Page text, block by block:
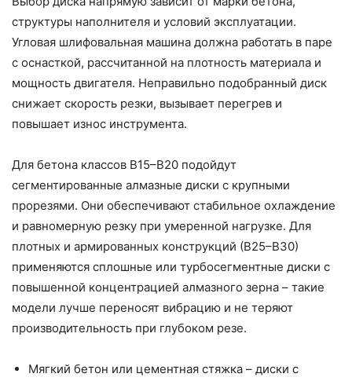
структуры наполнителя и условий эксплуатации.
Угловая шлифовальная машина должна работать в паре
с оснасткой, рассчитанной на плотность материала и
мощность двигателя. Неправильно подобранный диск
снижает скорость резки, вызывает перегрев и
повышает износ инструмента.
Для бетона классов В15–В20 подойдут
сегментированные алмазные диски с крупными
прорезями. Они обеспечивают стабильное охлаждение
и равномерную резку при умеренной нагрузке. Для
плотных и армированных конструкций (В25–В30)
применяются сплошные или турбосегментные диски с
повышенной концентрацией алмазного зерна – такие
модели лучше переносят вибрацию и не теряют
производительность при глубоком резе.
Мягкий бетон или цементная стяжка – диски с